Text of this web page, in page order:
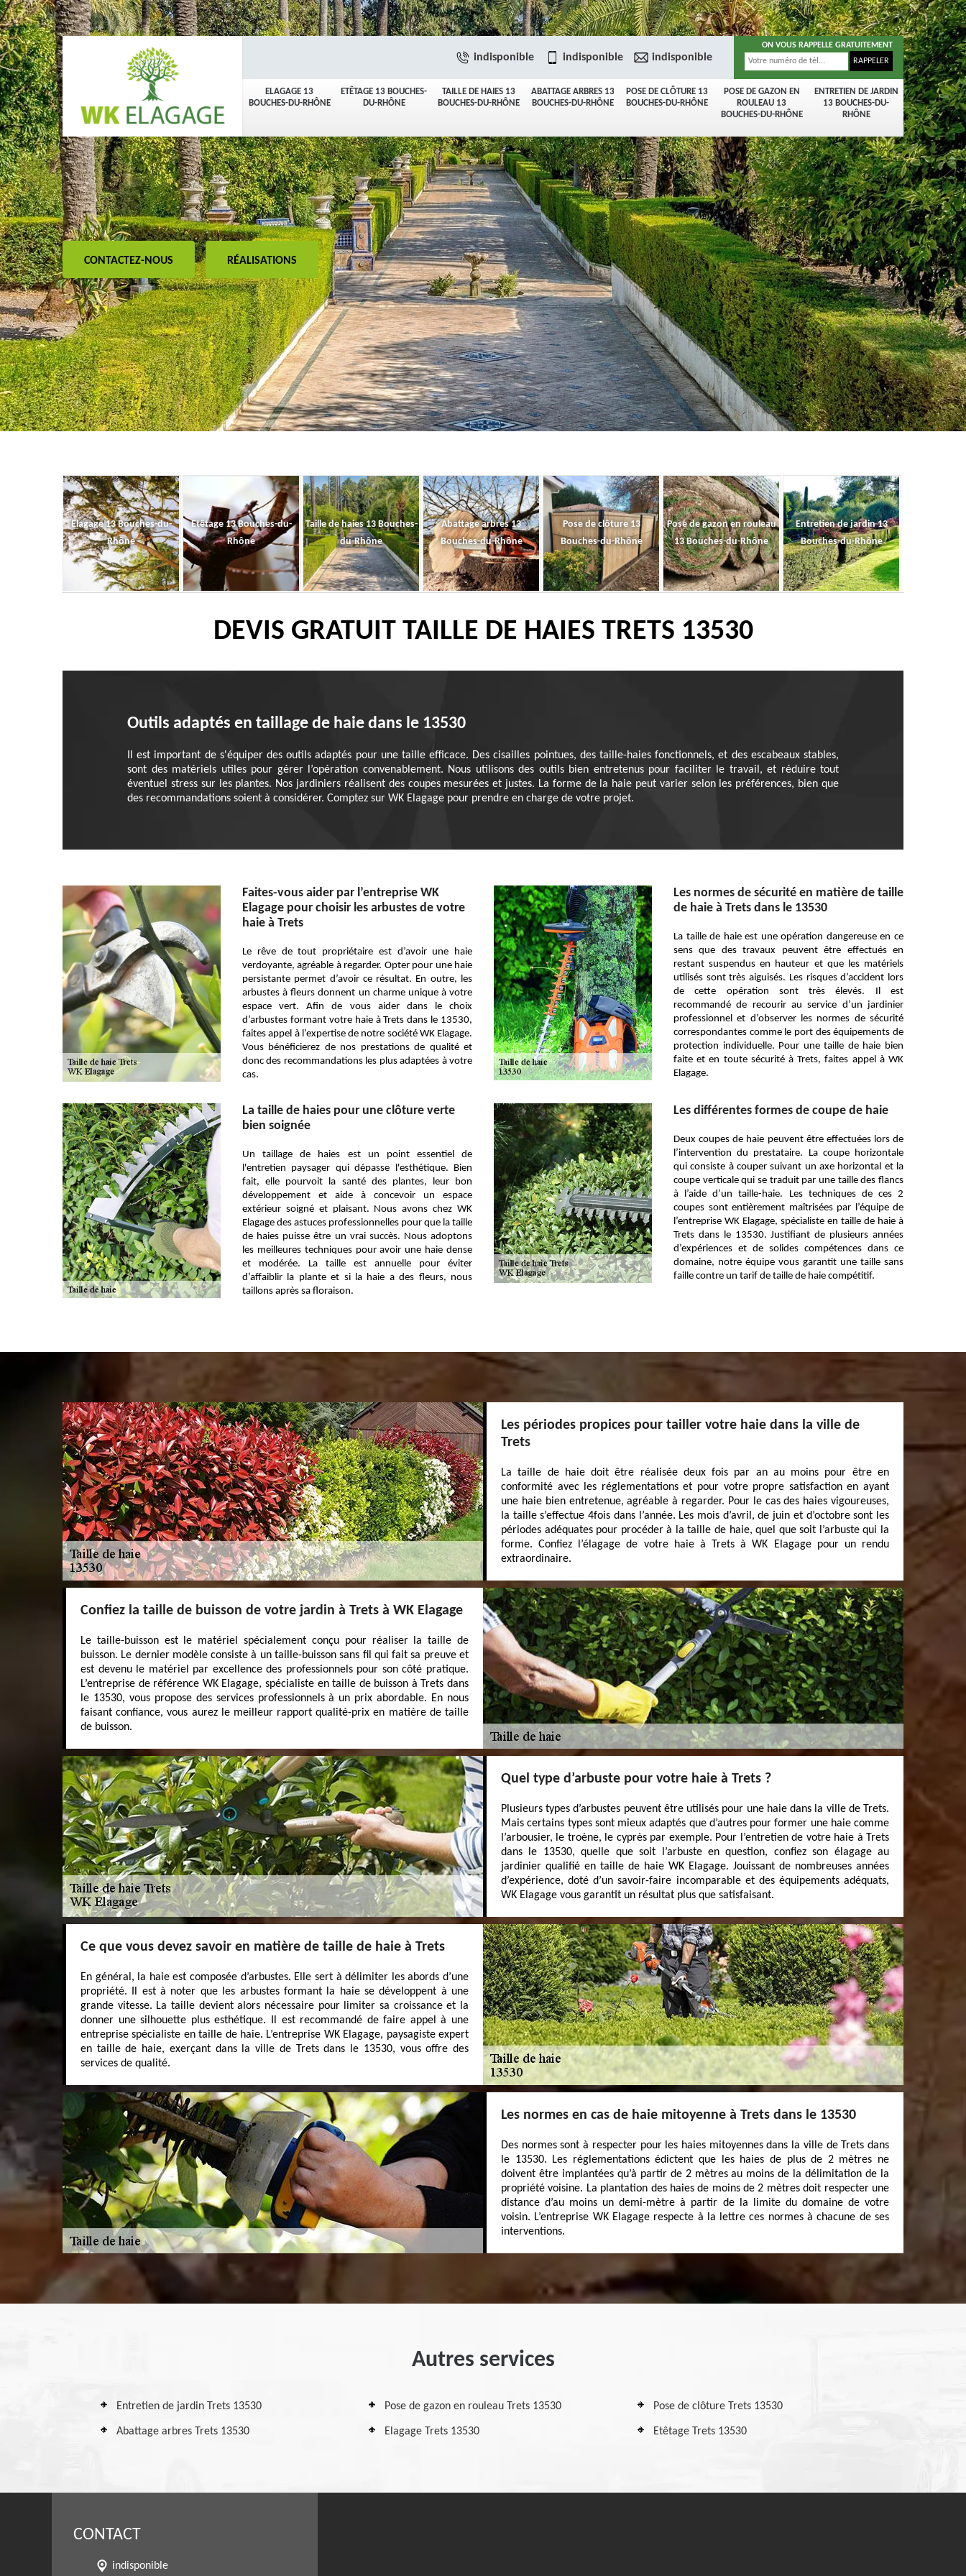
ELAGAGE 13
BOUCHES-DU-RHÔNE
ETÊTAGE 13 BOUCHES-
DU-RHÔNE
TAILLE DE HAIES 13
BOUCHES-DU-RHÔNE
ABATTAGE ARBRES 13
BOUCHES-DU-RHÔNE
POSE DE CLÔTURE 13
BOUCHES-DU-RHÔNE
POSE DE GAZON EN
ROULEAU 13
BOUCHES-DU-RHÔNE
ENTRETIEN DE JARDIN
13 BOUCHES-DU-
RHÔNE
indisponible indisponible indisponible
ON VOUS RAPPELLE GRATUITEMENT
CONTACTEZ-NOUS RÉALISATIONS
Elagage 13 Bouches-du-
Rhône
Etêtage 13 Bouches-du-
Rhône
Taille de haies 13 Bouches-
du-Rhône
Abattage arbres 13
Bouches-du-Rhône
Pose de clôture 13
Bouches-du-Rhône
Pose de gazon en rouleau
13 Bouches-du-Rhône
Entretien de jardin 13
Bouches-du-Rhône
DEVIS GRATUIT TAILLE DE HAIES TRETS 13530
Outils adaptés en taillage de haie dans le 13530
Il est important de s'équiper des outils adaptés pour une taille efficace. Des cisailles pointues, des taille-haies fonctionnels, et des escabeaux stables,
sont des matériels utiles pour gérer l’opération convenablement. Nous utilisons des outils bien entretenus pour faciliter le travail, et réduire tout
éventuel stress sur les plantes. Nos jardiniers réalisent des coupes mesurées et justes. La forme de la haie peut varier selon les préférences, bien que
des recommandations soient à considérer. Comptez sur WK Elagage pour prendre en charge de votre projet.
Faites-vous aider par l’entreprise WK
Elagage pour choisir les arbustes de votre
haie à Trets
Le rêve de tout propriétaire est d’avoir une haie
verdoyante, agréable à regarder. Opter pour une haie
persistante permet d’avoir ce résultat. En outre, les
arbustes à fleurs donnent un charme unique à votre
espace vert. Afin de vous aider dans le choix
d’arbustes formant votre haie à Trets dans le 13530,
faites appel à l’expertise de notre société WK Elagage.
Vous bénéficierez de nos prestations de qualité et
donc des recommandations les plus adaptées à votre
cas.
Les normes de sécurité en matière de taille
de haie à Trets dans le 13530
La taille de haie est une opération dangereuse en ce
sens que des travaux peuvent être effectués en
restant suspendus en hauteur et que les matériels
utilisés sont très aiguisés. Les risques d’accident lors
de cette opération sont très élevés. Il est
recommandé de recourir au service d’un jardinier
professionnel et d’observer les normes de sécurité
correspondantes comme le port des équipements de
protection individuelle. Pour une taille de haie bien
faite et en toute sécurité à Trets, faites appel à WK
Elagage.
La taille de haies pour une clôture verte
bien soignée
Un taillage de haies est un point essentiel de
l'entretien paysager qui dépasse l'esthétique. Bien
fait, elle pourvoit la santé des plantes, leur bon
développement et aide à concevoir un espace
extérieur soigné et plaisant. Nous avons chez WK
Elagage des astuces professionnelles pour que la taille
de haies puisse être un vrai succès. Nous adoptons
les meilleures techniques pour avoir une haie dense
et modérée. La taille est annuelle pour éviter
d’affaiblir la plante et si la haie a des fleurs, nous
taillons après sa floraison.
Les différentes formes de coupe de haie
Deux coupes de haie peuvent être effectuées lors de
l’intervention du prestataire. La coupe horizontale
qui consiste à couper suivant un axe horizontal et la
coupe verticale qui se traduit par une taille des flancs
à l’aide d’un taille-haie. Les techniques de ces 2
coupes sont entièrement maîtrisées par l’équipe de
l’entreprise WK Elagage, spécialiste en taille de haie à
Trets dans le 13530. Justifiant de plusieurs années
d’expériences et de solides compétences dans ce
domaine, notre équipe vous garantit une taille sans
faille contre un tarif de taille de haie compétitif.
Les périodes propices pour tailler votre haie dans la ville de
Trets
La taille de haie doit être réalisée deux fois par an au moins pour être en
conformité avec les réglementations et pour votre propre satisfaction en ayant
une haie bien entretenue, agréable à regarder. Pour le cas des haies vigoureuses,
la taille s’effectue 4fois dans l’année. Les mois d’avril, de juin et d’octobre sont les
périodes adéquates pour procéder à la taille de haie, quel que soit l’arbuste qui la
forme. Confiez l’élagage de votre haie à Trets à WK Elagage pour un rendu
extraordinaire.
Confiez la taille de buisson de votre jardin à Trets à WK Elagage
Le taille-buisson est le matériel spécialement conçu pour réaliser la taille de
buisson. Le dernier modèle consiste à un taille-buisson sans fil qui fait sa preuve et
est devenu le matériel par excellence des professionnels pour son côté pratique.
L’entreprise de référence WK Elagage, spécialiste en taille de buisson à Trets dans
le 13530, vous propose des services professionnels à un prix abordable. En nous
faisant confiance, vous aurez le meilleur rapport qualité-prix en matière de taille
de buisson.
Quel type d’arbuste pour votre haie à Trets ?
Plusieurs types d’arbustes peuvent être utilisés pour une haie dans la ville de Trets.
Mais certains types sont mieux adaptés que d’autres pour former une haie comme
l’arbousier, le troène, le cyprès par exemple. Pour l’entretien de votre haie à Trets
dans le 13530, quelle que soit l’arbuste en question, confiez son élagage au
jardinier qualifié en taille de haie WK Elagage. Jouissant de nombreuses années
d’expérience, doté d’un savoir-faire incomparable et des équipements adéquats,
WK Elagage vous garantit un résultat plus que satisfaisant.
Ce que vous devez savoir en matière de taille de haie à Trets
En général, la haie est composée d’arbustes. Elle sert à délimiter les abords d’une
propriété. Il est à noter que les arbustes formant la haie se développent à une
grande vitesse. La taille devient alors nécessaire pour limiter sa croissance et la
donner une silhouette plus esthétique. Il est recommandé de faire appel à une
entreprise spécialiste en taille de haie. L’entreprise WK Elagage, paysagiste expert
en taille de haie, exerçant dans la ville de Trets dans le 13530, vous offre des
services de qualité.
Les normes en cas de haie mitoyenne à Trets dans le 13530
Des normes sont à respecter pour les haies mitoyennes dans la ville de Trets dans
le 13530. Les réglementations édictent que les haies de plus de 2 mètres ne
doivent être implantées qu’à partir de 2 mètres au moins de la délimitation de la
propriété voisine. La plantation des haies de moins de 2 mètres doit respecter une
distance d’au moins un demi-mètre à partir de la limite du domaine de votre
voisin. L’entreprise WK Elagage respecte à la lettre ces normes à chacune de ses
interventions.
Autres services
Entretien de jardin Trets 13530 Pose de gazon en rouleau Trets 13530 Pose de clôture Trets 13530
Abattage arbres Trets 13530 Elagage Trets 13530 Etêtage Trets 13530
CONTACT
indisponible